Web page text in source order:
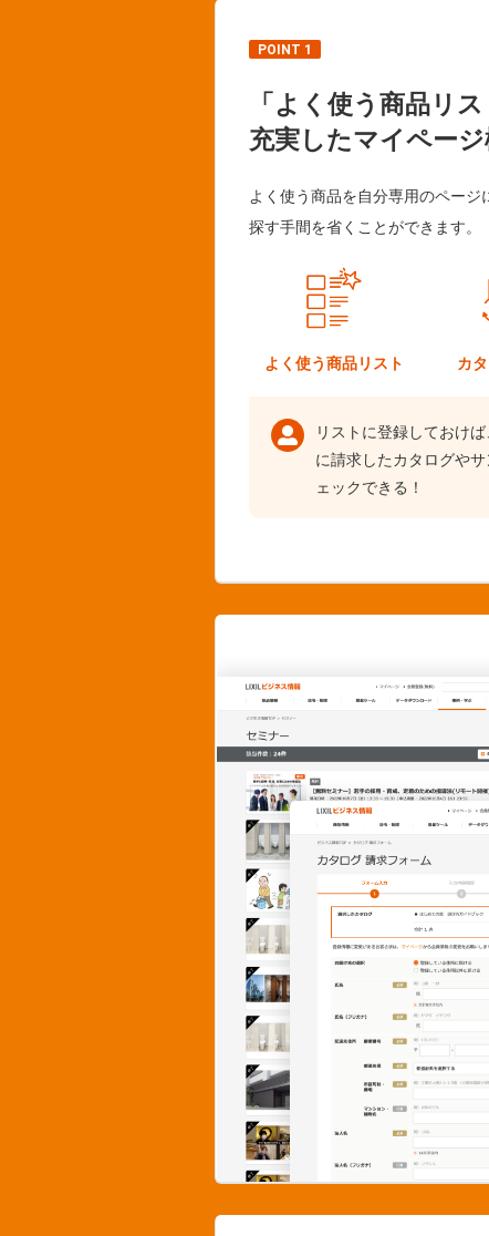
POINT 1
「よく使う商品リ
充実したマイペー
よく使う商品を自分専用のペー
探す手間を省くことができます。
よく使う商品リスト カ
リストに登録しておけ
に請求したカタログや
ェックできる！